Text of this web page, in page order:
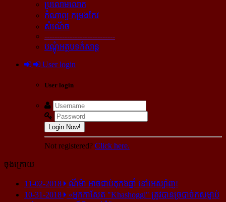
ប្រលោមលោក
កំណាព្យ កម្រងកែវ
សំណើច
----------------------------
បណ្ដុំអត្ថបទកំសាន្ដ
User login
User login
Login Now!
Not registered? Click here.
ចុងក្រោយ
11-02-2018
ណីម៉ា អាច​ជាប់​គុក​៦ឆ្នាំ នៅ​អេស្ប៉ាញ!
10-31-2018
«អ្នក​កាសែត "Khashoggi" ត្រូវ​បាន​ច្របាច់ក​សម្លាប់​